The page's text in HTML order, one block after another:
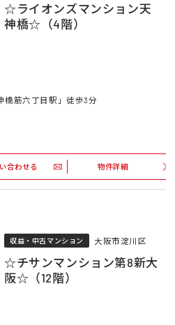
☆ライオンズマンション天
神橋☆（4階）
橋筋六丁目駅」徒歩3分
合わせる 物件詳細
収益・中古マンション 大阪市淀川区
☆チサンマンション第8新大
阪☆（12階）